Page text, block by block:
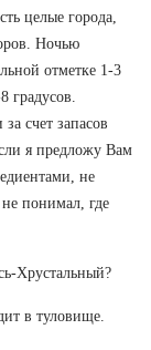
целые города,
Ночью
отметке 1-3
градусов.
счет запасов
я предложу Вам
не
не понимал, где
Хрустальный?
в туловище.